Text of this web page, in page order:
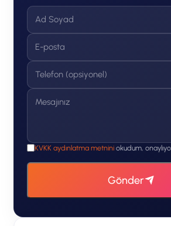
KVKK aydınlatma metnini okudum,
Gönder